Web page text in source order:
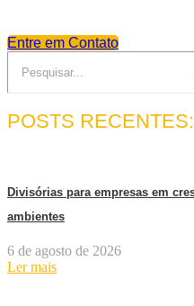
Entre em Contato
POSTS RECENTES:
Divisórias para empresas em
ambientes
6 de agosto de 2026
Ler mais